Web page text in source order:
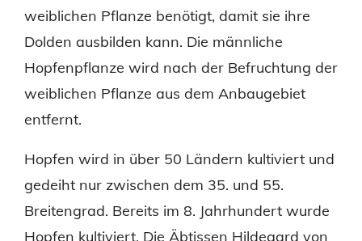
weiblichen Pflanze benötigt, damit sie ihre
Dolden ausbilden kann. Die männliche
Hopfenpflanze wird nach der Befruchtung der
weiblichen Pflanze aus dem Anbaugebiet
entfernt.
Hopfen wird in über 50 Ländern kultiviert und
gedeiht nur zwischen dem 35. und 55.
Breitengrad. Bereits im 8. Jahrhundert wurde
Hopfen kultiviert. Die Äbtissen Hildegard von